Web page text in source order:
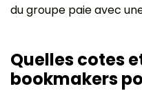
du groupe paie avec
Quelles cotes
bookmakers